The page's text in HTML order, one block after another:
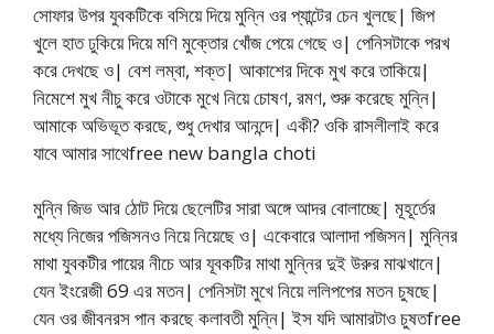
সোফার উপর যুবকটিকে বসিয়ে দিয়ে মুন্নি ওর প্যান্টের চেন খুলছে| জিপ
খুলে হাত ঢুকিয়ে দিয়ে মণি মুক্তোর খোঁজ পেয়ে গেছে ও| পেনিসটাকে পরখ
করে দেখছে ও| বেশ লম্বা, শক্ত| আকাশের দিকে মুখ করে তাকিয়ে|
নিমেশে মুখ নীচু করে ওটাকে মুখে নিয়ে চোষণ, রমণ, শুরু করেছে মুন্নি|
আমাকে অভিভূত করছে, শুধু দেখার আনন্দে| একী? ওকি রাসলীলাই করে
যাবে আমার সাথেfree new bangla choti
মুন্নি জিভ আর ঠোট দিয়ে ছেলেটির সারা অঙ্গে আদর বোলাচ্ছে| মূহূর্তের
মধ্যে নিজের পজিসনও নিয়ে নিয়েছে ও| একেবারে আলাদা পজিসন| মুন্নির
মাথা যুবকটীর পায়ের নীচে আর যূবকটির মাথা মুন্নির দুই উরুর মাঝখানে|
যেন ইংরেজী 69 এর মতন| পেনিসটা মুখে নিয়ে ললিপপের মতন চুষছে|
যেন ওর জীবনরস পান করছে কলাবতী মুন্নি| ইস যদি আমারটাও চুষতfree